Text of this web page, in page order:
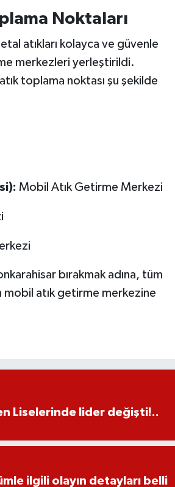
Noktaları
atıkları kolayca ve güvenle
merkezleri yerleştirildi.
toplama noktası şu şekilde
Mobil Atık Getirme Merkezi
bırakmak adına, tüm
mobil atık getirme merkezine
Liselerinde lider değişti!..
ilgili olayın detayları belli